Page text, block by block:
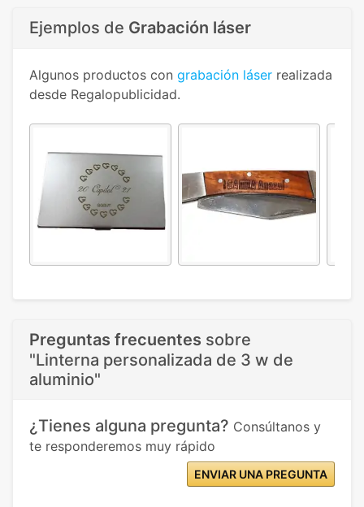
Ejemplos de Grabación láser
Algunos productos con grabación láser realizada
desde Regalopublicidad.
Preguntas frecuentes sobre
"Linterna personalizada de 3 w de
aluminio"
¿Tienes alguna pregunta? Consúltanos y
te responderemos muy rápido
ENVIAR UNA PREGUNTA